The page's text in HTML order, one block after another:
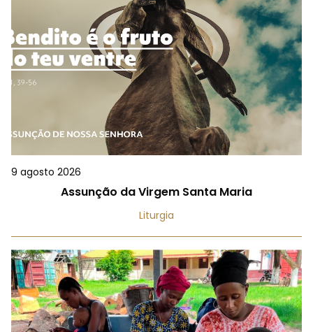
9 agosto 2026
Assunção da Virgem Santa Maria
Liturgia